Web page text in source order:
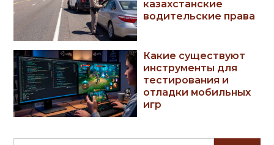
казахстанские
водительские права
Какие существуют
инструменты для
тестирования и
отладки мобильных
игр